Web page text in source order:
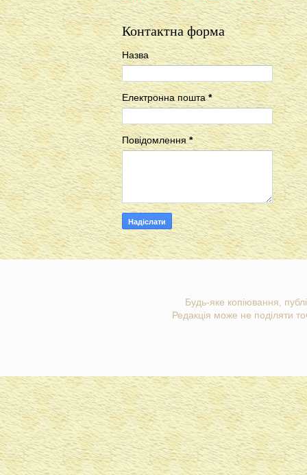
Контактна форма
Назва
Електронна пошта*
Повідомлення*
Будь-яке копіювання,
Редакція може не поділяти